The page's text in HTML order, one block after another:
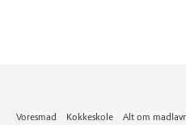
Voresmad Kokkeskole
Alt om